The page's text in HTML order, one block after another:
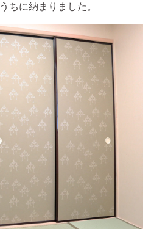
ちに納まりました。